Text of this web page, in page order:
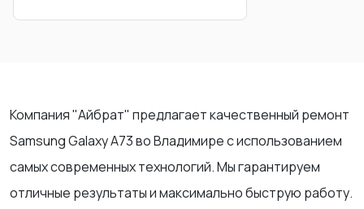
Компания "Айбрат" предлагает качественный ремонт
Samsung Galaxy A73 во Владимире с использованием
самых современных технологий. Мы гарантируем
отличные результаты и максимально быструю работу.